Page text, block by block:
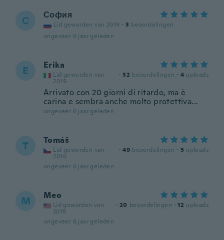
С София
Lid geworden van 2019 · 3 beoordelingen
ongeveer 6 jaar geleden
E Erika
Lid geworden van
2019
· 32 beoordelingen · 4 uploads
Arrivato con 20 giorni di ritardo, ma è
carina e sembra anche molto protettiva...
ongeveer 6 jaar geleden
T Tomáš
Lid geworden van
2016
· 49 beoordelingen · 5 uploads
ongeveer 6 jaar geleden
M Meo
Lid geworden van
2019
· 20 beoordelingen · 12 uploads
ongeveer 6 jaar geleden